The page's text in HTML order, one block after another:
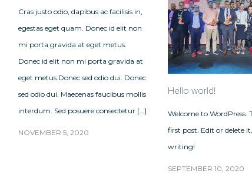
Cras justo odio, dapibus ac facilisis in,
egestas eget quam. Donec id elit non
mi porta gravida at eget metus.
Donec id elit non mi porta gravida at
eget metus.Donec sed odio dui. Donec
sed odio dui. Maecenas faucibus mollis
interdum. Sed posuere consectetur […]
NOVEMBER 5, 2020
Hello world!
Welcome to WordPress.
first post. Edit or delete
writing!
SEPTEMBER 10, 2020